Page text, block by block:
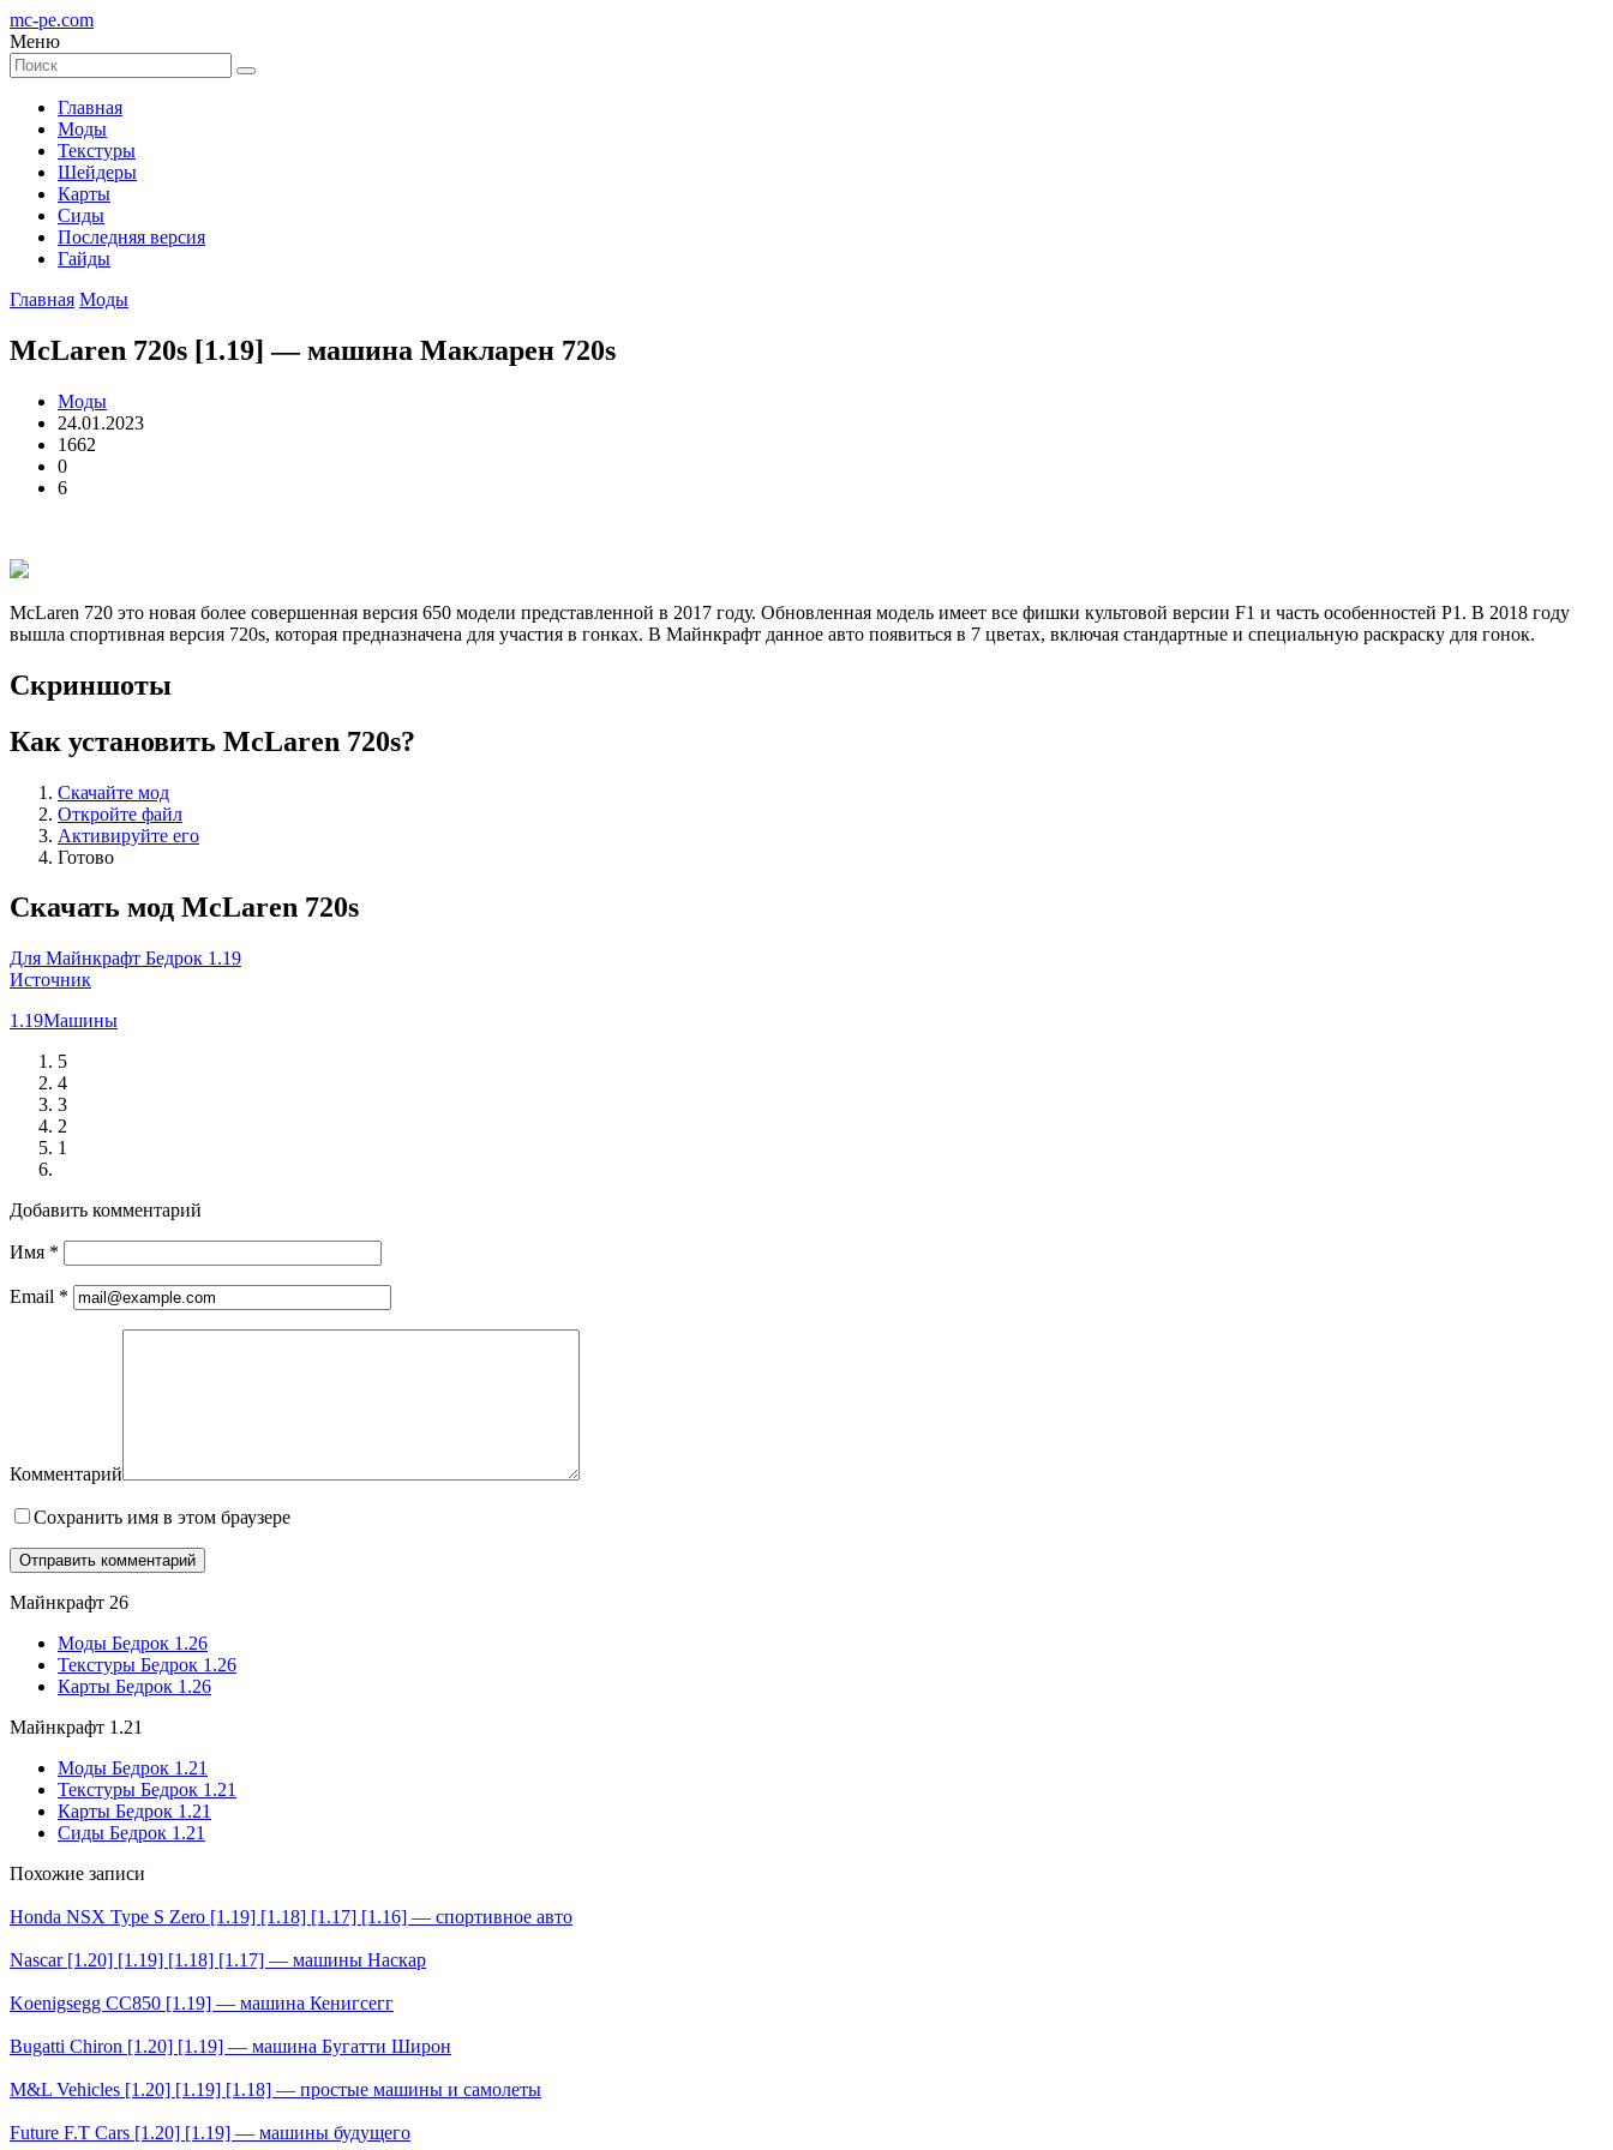
mc-pe.com
Меню
Главная
Моды
Текстуры
Шейдеры
Карты
Сиды
Последняя версия
Гайды
Главная Моды
McLaren 720s [1.19] — машина Макларен 720s
Моды
24.01.2023
1662
0
6
McLaren 720 это новая более совершенная версия 650 модели представленной в 2017 году. Обновленная модель имеет все фишки культовой версии F1 и часть особенностей P1. В 2018 году
вышла спортивная версия 720s, которая предназначена для участия в гонках. В Майнкрафт данное авто появиться в 7 цветах, включая стандартные и специальную раскраску для гонок.
Скриншоты
Как установить McLaren 720s?
Скачайте мод
Откройте файл
Активируйте его
Готово
Скачать мод McLaren 720s
Для Майнкрафт Бедрок 1.19
Источник
1.19Машины
5
4
3
2
1
Добавить комментарий
Имя *
Email *
Комментарий
Сохранить имя в этом браузере
Майнкрафт 26
Моды Бедрок 1.26
Текстуры Бедрок 1.26
Карты Бедрок 1.26
Майнкрафт 1.21
Моды Бедрок 1.21
Текстуры Бедрок 1.21
Карты Бедрок 1.21
Сиды Бедрок 1.21
Похожие записи
Honda NSX Type S Zero [1.19] [1.18] [1.17] [1.16] — спортивное авто
Nascar [1.20] [1.19] [1.18] [1.17] — машины Наскар
Koenigsegg CC850 [1.19] — машина Кенигсегг
Bugatti Chiron [1.20] [1.19] — машина Бугатти Широн
M&L Vehicles [1.20] [1.19] [1.18] — простые машины и самолеты
Future F.T Cars [1.20] [1.19] — машины будущего